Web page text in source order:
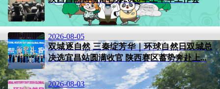
2026-08-05
双城逐自然 三秦绽芳华｜环球自然日双城总
决选宜昌站圆满收官 陕西赛区蓄势奔赴上...
2026-08-03